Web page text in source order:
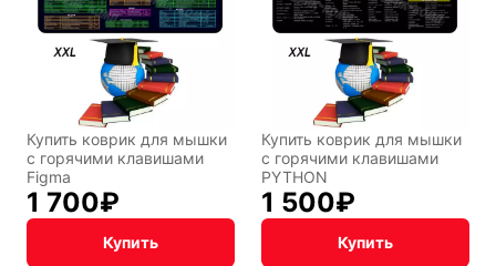
Купить коврик для мышки
с горячими клавишами
Figma
1 700₽
Купить
Купить коврик для мышки
с горячими клавишами
PYTHON
1 500₽
Купить
Подарочная
упаковка